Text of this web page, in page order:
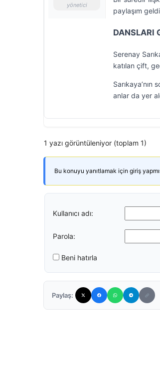
yönetici
paylaşım
DANSLARI
Serenay
katılan çift,
anlar da yer
1 yazı görüntüleniyor (toplam 1)
Bu konuyu yanıtlamak için giriş
Kullanıcı adı:
Parola:
Beni hatırla
Paylaş: